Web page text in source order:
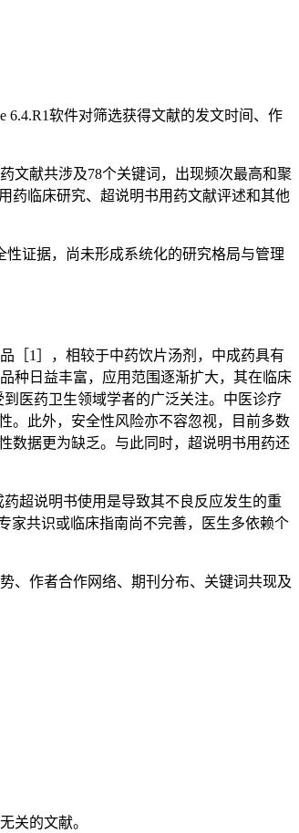
6.4.R1软件对筛选获得文献的发文时间、作
文献共涉及78个关键词，出现频次最高和聚
药临床研究、超说明书用药文献评述和其他
证据，尚未形成系统化的研究格局与管理
［1］，相较于中药饮片汤剂，中成药具有
种日益丰富，应用范围逐渐扩大，其在临床
医药卫生领域学者的广泛关注。中医诊疗
。此外，安全性风险亦不容忽视，目前多数
数据更为缺乏。与此同时，超说明书用药还
超说明书使用是导致其不良反应发生的重
家共识或临床指南尚不完善，医生多依赖个
、作者合作网络、期刊分布、关键词共现及
关的文献。